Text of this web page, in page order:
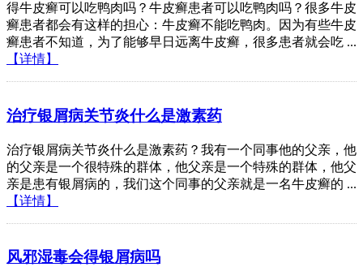
得牛皮癣可以吃鸭肉吗？牛皮癣患者可以吃鸭肉吗？很多牛皮
癣患者都会有这样的担心：牛皮癣不能吃鸭肉。因为有些牛皮
癣患者不知道，为了能够早日远离牛皮癣，很多患者就会吃 ...
【详情】
治疗银屑病关节炎什么是激素药
治疗银屑病关节炎什么是激素药？我有一个同事他的父亲，他
的父亲是一个很特殊的群体，他父亲是一个特殊的群体，他父
亲是患有银屑病的，我们这个同事的父亲就是一名牛皮癣的 ...
【详情】
风邪湿毒会得银屑病吗